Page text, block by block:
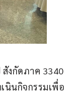
งกัดภาค 3340
นินกิจกรรมเพื่อ